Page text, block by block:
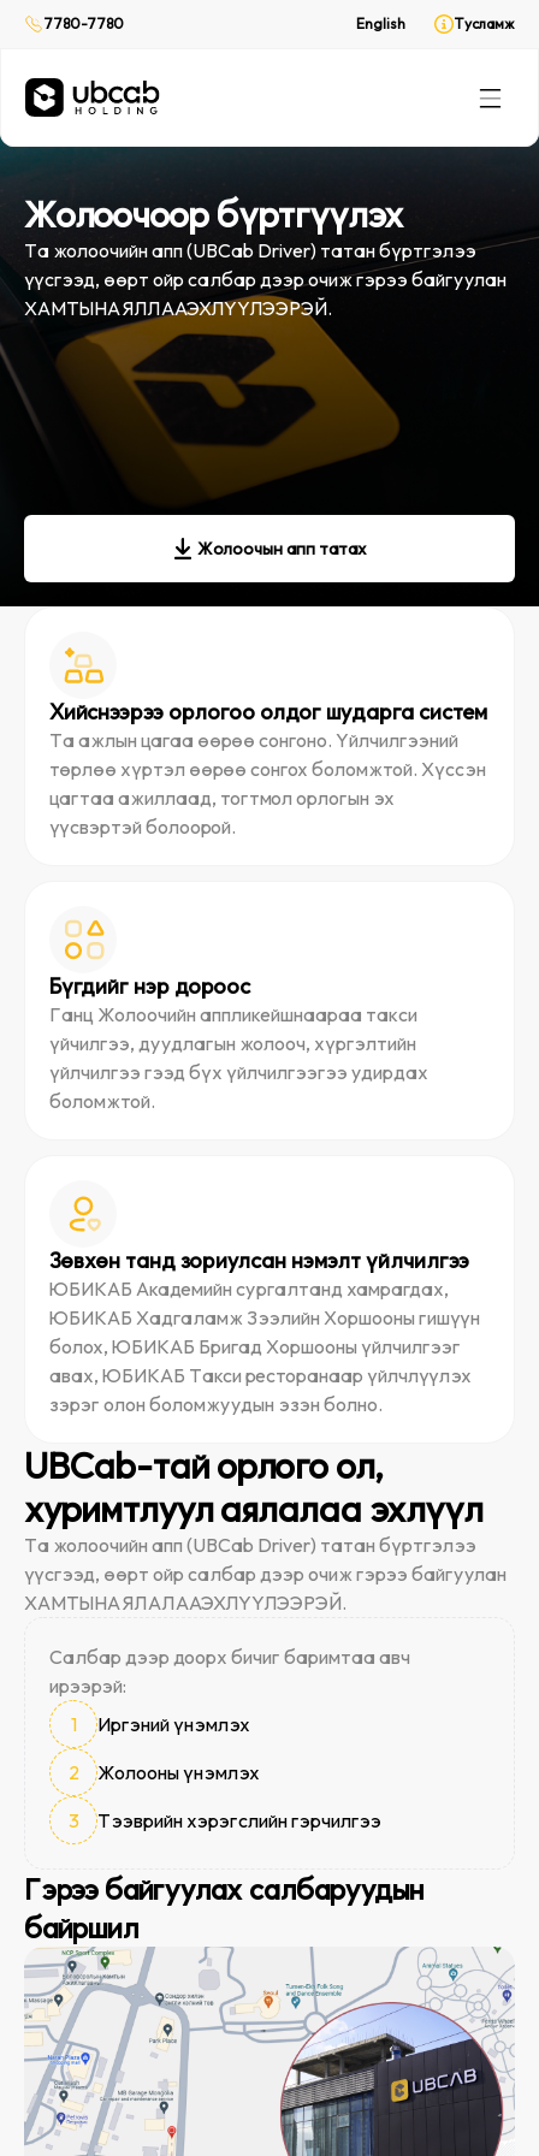
7780-7780 English Тусламж
CabPay
Онлайн төлбөр
7780-7780 English Тусламж
CabPay
Онлайн төлбөр
Жолоочоор бүртгүүлэх
Та жолоочийн апп (UBCab Driver) татан бүртгэлээ
үүсгээд, өөрт ойр салбар дээр очиж гэрээ байгуулан
ХАМТЫН АЯЛЛАА ЭХЛҮҮЛЭЭРЭЙ.
Жолоочын апп татах
Хийснээрээ орлогоо олдог шударга систем
Та ажлын цагаа өөрөө сонгоно. Үйлчилгээний
төрлөө хүртэл өөрөө сонгох боломжтой. Хүссэн
цагтаа ажиллаад, тогтмол орлогын эх
үүсвэртэй болоорой.
Бүгдийг нэр дороос
Ганц Жолоочийн аппликейшнаараа такcи
үйчилгээ, дуудлагын жолооч, хүргэлтийн
үйлчилгээ гээд бүх үйлчилгээгээ удирдах
боломжтой.
Зөвхөн танд зориулсан нэмэлт үйлчилгээ
ЮБИКАБ Академийн сургалтанд хамрагдах,
ЮБИКАБ Хадгаламж Зээлийн Хоршооны гишүүн
болох, ЮБИКАБ Бригад Хоршооны үйлчилгээг
авах, ЮБИКАБ Такси ресторанаар үйлчлүүлэх
зэрэг олон боломжуудын эзэн болно.
UBCab-тай орлого ол,
хуримтлуул аялалаа эхлүүл
Та жолоочийн апп (UBCab Driver) татан бүртгэлээ
үүсгээд, өөрт ойр салбар дээр очиж гэрээ байгуулан
ХАМТЫН АЯЛАЛАА ЭХЛҮҮЛЭЭРЭЙ.
Салбар дээр доорх бичиг баримтаа авч
ирээрэй:
1
Иргэний үнэмлэх
2
Жолооны үнэмлэх
3
Тээврийн хэрэгслийн гэрчилгээ
Гэрээ байгуулах салбаруудын
байршил